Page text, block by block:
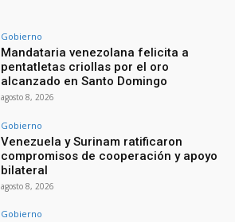
Gobierno
Mandataria venezolana felicita a
pentatletas criollas por el oro
alcanzado en Santo Domingo
agosto 8, 2026
Gobierno
Venezuela y Surinam ratificaron
compromisos de cooperación y apoyo
bilateral
agosto 8, 2026
Gobierno